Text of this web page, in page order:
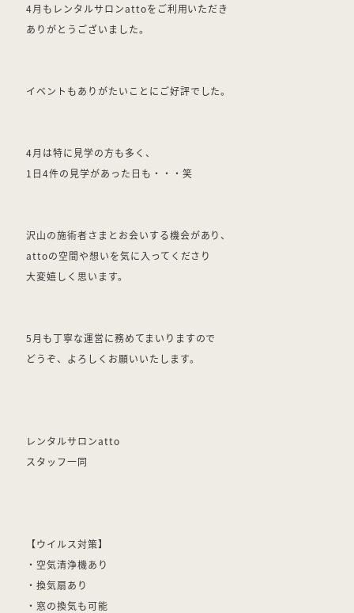
4月もレンタルサロンattoをご利用いただき
ありがとうございました。
イベントもありがたいことにご好評でした。
4月は特に見学の方も多く、
1日4件の見学があった日も・・・笑
沢山の施術者さまとお会いする機会があり、
attoの空間や想いを気に入ってくださり
大変嬉しく思います。
5月も丁寧な運営に務めてまいりますので
どうぞ、よろしくお願いいたします。
レンタルサロンatto
スタッフ一同
【ウイルス対策】
・空気清浄機あり
・換気扇あり
・窓の換気も可能